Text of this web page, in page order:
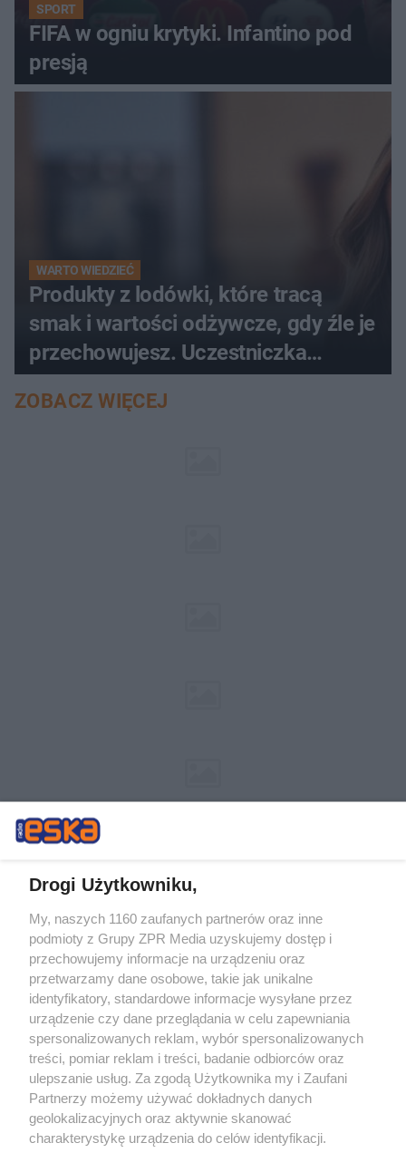
SPORT
FIFA w ogniu krytyki. Infantino pod
presją
WARTO WIEDZIEĆ
Produkty z lodówki, które tracą
smak i wartości odżywcze, gdy źle je
przechowujesz. Uczestniczka
"MasterChefa"
ZOBACZ WIĘCEJ
Żaden utwór zamieszczony w serwisie nie może być powielany i
rozpowszechniany lub dalej rozpowszechniany w jakikolwiek sposób (w
tym także elektroniczny lub mechaniczny) na jakimkolwiek polu
eksploatacji w jakiejkolwiek formie, włącznie z umieszczaniem w
Internecie bez pisemnej zgody właściciela praw. Jakiekolwiek użycie lub
wykorzystanie utworów w całości lub w części z naruszeniem prawa,
tzn. bez właściwej zgody, jest zabronione pod groźbą kary i może być
ścigane prawnie.
Drogi Użytkowniku,
My, naszych 1160 zaufanych partnerów oraz inne
podmioty z Grupy ZPR Media uzyskujemy dostęp i
przechowujemy informacje na urządzeniu oraz
przetwarzamy dane osobowe, takie jak unikalne
identyfikatory, standardowe informacje wysyłane przez
urządzenie czy dane przeglądania w celu zapewniania
spersonalizowanych reklam, wybór spersonalizowanych
treści, pomiar reklam i treści, badanie odbiorców oraz
ulepszanie usług. Za zgodą Użytkownika my i Zaufani
Partnerzy możemy używać dokładnych danych
geolokalizacyjnych oraz aktywnie skanować
charakterystykę urządzenia do celów identyfikacji.